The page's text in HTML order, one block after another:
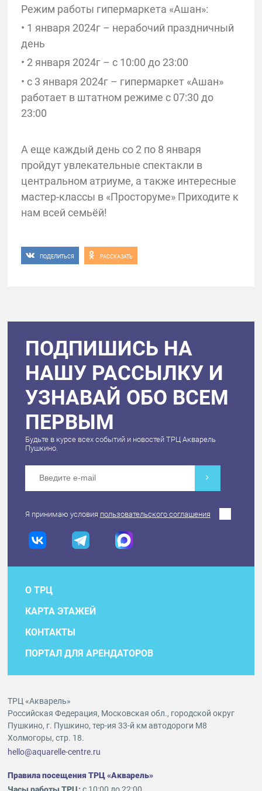
Режим работы гипермаркета «Ашан»:
• 1 января 2024г – нерабочий праздничный
день
• 2 января 2024г – с 10:00 до 23:00
• с 3 января 2024г – гипермаркет «Ашан»
работает в штатном режиме с 07:30 до
23:00
А еще каждый день со 2 по 8 января
пройдут увлекательные спектакли в
центральном атриуме, а также интересные
мастер-классы в «Просторуме» Приходите к
нам всей семьёй!
ПОДЕЛИТЬСЯ РАССКАЗАТЬ
ПОДПИШИСЬ НА
НАШУ РАССЫЛКУ И
УЗНАВАЙ ОБО ВСЕМ
ПЕРВЫМ
Будьте в курсе всех событий и новостей ТРЦ Акварель
Пушкино.
Я принимаю условия пользовательского соглашения
О ТРЦ
КАРТА ЭТАЖЕЙ
КОНТАКТЫ
ПОРТАЛ ДЛЯ АРЕНДАТОРОВ
ТРЦ «Акварель»
Российская Федерация, Московская обл., городской округ
Пушкино, г. Пушкино, тер-ия 33-й км автодороги М8
Холмогоры, стр. 18.
hello@aquarelle-centre.ru
Правила посещения ТРЦ «Акварель»
Часы работы ТРЦ:с 10:00 до 22:00